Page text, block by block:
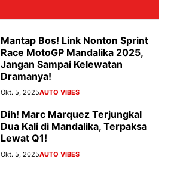
Mantap Bos! Link Nonton Sprint
Race MotoGP Mandalika 2025,
Jangan Sampai Kelewatan
Dramanya!
Okt. 5, 2025AUTO VIBES
Dih! Marc Marquez Terjungkal
Dua Kali di Mandalika, Terpaksa
Lewat Q1!
Okt. 5, 2025AUTO VIBES